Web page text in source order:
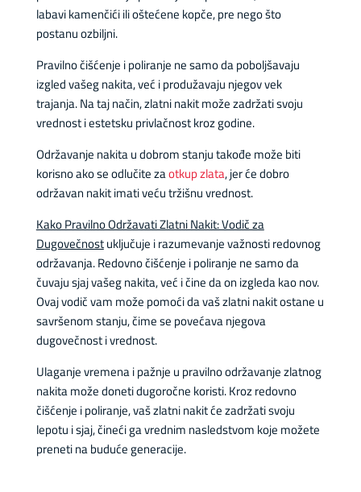
labavi kamenčići ili oštećene kopče, pre nego što
postanu ozbiljni.
Pravilno čišćenje i poliranje ne samo da poboljšavaju
izgled vašeg nakita, već i produžavaju njegov vek
trajanja. Na taj način, zlatni nakit može zadržati svoju
vrednost i estetsku privlačnost kroz godine.
Održavanje nakita u dobrom stanju takođe može biti
korisno ako se odlučite zaotkup zlata, jer će dobro
održavan nakit imati veću tržišnu vrednost.
Kako Pravilno Održavati Zlatni Nakit: Vodič za
Dugovečnostuključuje i razumevanje važnosti redovnog
održavanja. Redovno čišćenje i poliranje ne samo da
čuvaju sjaj vašeg nakita, već i čine da on izgleda kao nov.
Ovaj vodič vam može pomoći da vaš zlatni nakit ostane u
savršenom stanju, čime se povećava njegova
dugovečnost i vrednost.
Ulaganje vremena i pažnje u pravilno održavanje zlatnog
nakita može doneti dugoročne koristi. Kroz redovno
čišćenje i poliranje, vaš zlatni nakit će zadržati svoju
lepotu i sjaj, čineći ga vrednim nasledstvom koje možete
preneti na buduće generacije.